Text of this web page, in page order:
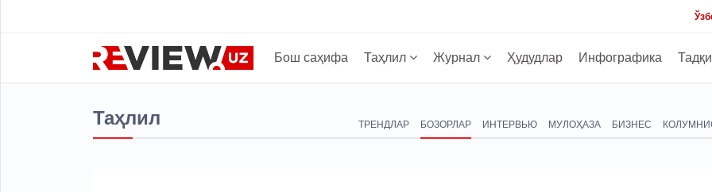
Бош саҳифа Таҳлил Журнал Ҳудудлар Инфографика
Таҳлил ТРЕНДЛАР БОЗОРЛАР ИНТЕРВЬЮ МУЛОҲАЗА БИЗНЕС